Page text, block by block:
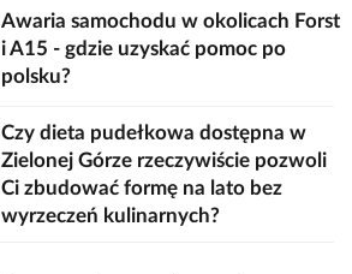
Awaria samochodu w okolicach Forst
i A15 - gdzie uzyskać pomoc po
polsku?
Czy dieta pudełkowa dostępna w
Zielonej Górze rzeczywiście pozwoli
Ci zbudować formę na lato bez
wyrzeczeń kulinarnych?